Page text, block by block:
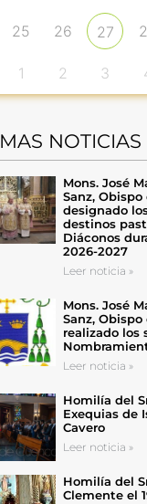
25 26 27
1 2 3
NOTICIAS
Mons. José
Sanz, Obispo
designado
destinos
Diáconos
2026-2027
Leer noticia »
Mons. José
Sanz, Obispo
realizado los
Leer noticia »
Homilía del
Exequias de
Cavero
Leer noticia »
Homilía del
Clemente el